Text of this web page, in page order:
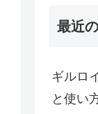
最近
ギルロ
と使い